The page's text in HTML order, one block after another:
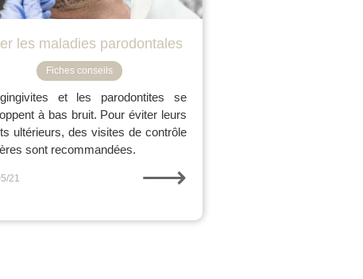
les maladies parodontales
Fiches conseils
et les parodontites se
à bas bruit. Pour éviter leurs
ultérieurs, des visites de contrôle
sont recommandées.
21 ⟶